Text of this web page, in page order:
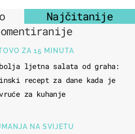
Najčitanije
ZA 15 MINUTA
ljetna salata od graha:
recept za dane kada je
za kuhanje
NA SVIJETU